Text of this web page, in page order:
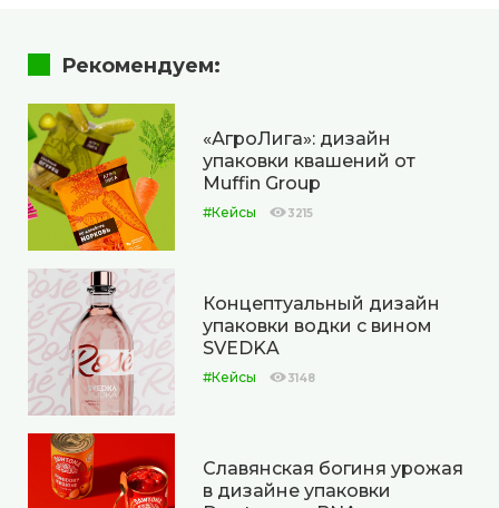
Рекомендуем:
«АгроЛига»: дизайн
упаковки квашений от
Muffin Group
#Кейсы 3215
Концептуальный дизайн
упаковки водки с вином
SVEDKA
#Кейсы 3148
Cлавянская богиня урожая
в дизайне упаковки